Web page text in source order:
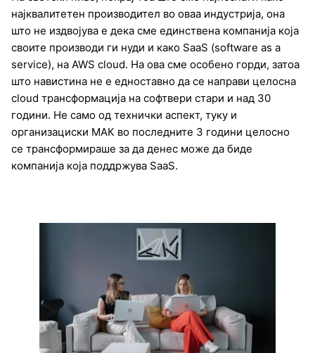
најквалитетен производител во оваа индустрија, она
што не издвојува е дека сме единствена компанија која
своите производи ги нуди и како SaaS (software as a
service), на AWS cloud. На ова сме особено горди, затоа
што навистина не е едноставно да се направи целосна
cloud трансформација на софтвери стари и над 30
години. Не само од технички аспект, туку и
организациски МАК во последните 3 години целосно
се трансформираше за да денес може да биде
компанија која поддржува SaaS.